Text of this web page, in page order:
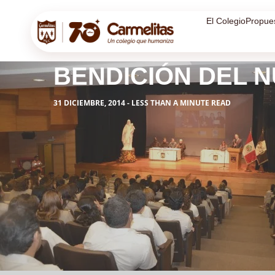
El Colegio
BENDICIÓN DEL
31 DICIEMBRE, 2014 - LESS THAN A MINUTE READ